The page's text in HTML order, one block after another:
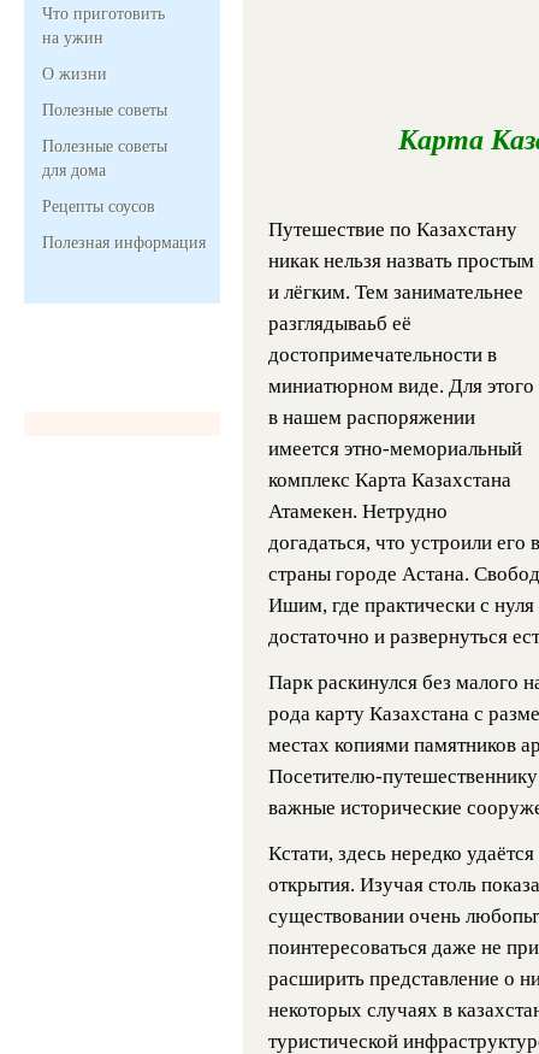
Что приготовить
на ужин
О жизни
Полезные советы
Полезные советы
для дома
Рецепты соусов
Полезная информация
Карта
Путешествие по Казахстану
никак нельзя назвать простым
и лёгким. Тем занимательнее
разглядываьб её
достопримечательности в
миниатюрном виде. Для этого
в нашем распоряжении
имеется этно-мемориальный
комплекс Карта Казахстана
Атамекен. Нетрудно
догадаться, что устроили
страны городе Астана.
Ишим, где практически с
достаточно и развернуться
Парк раскинулся без малого
рода карту Казахстана с
местах копиями памятников
Посетителю-путешественнику
важные исторические
Кстати, здесь нередко
открытия. Изучая столь
существовании очень
поинтересоваться даже не
расширить представление о
некоторых случаях в
туристической